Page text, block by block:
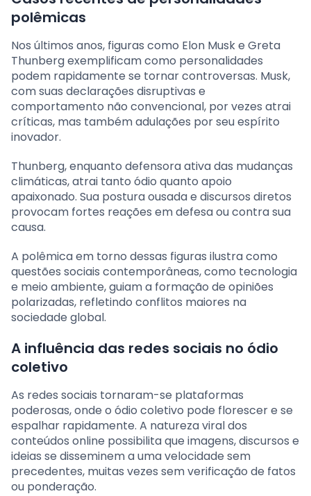
polêmicas
Nos últimos anos, figuras como Elon Musk e Greta
Thunberg exemplificam como personalidades
podem rapidamente se tornar controversas. Musk,
com suas declarações disruptivas e
comportamento não convencional, por vezes atrai
críticas, mas também adulações por seu espírito
inovador.
Thunberg, enquanto defensora ativa das mudanças
climáticas, atrai tanto ódio quanto apoio
apaixonado. Sua postura ousada e discursos diretos
provocam fortes reações em defesa ou contra sua
causa.
A polêmica em torno dessas figuras ilustra como
questões sociais contemporâneas, como tecnologia
e meio ambiente, guiam a formação de opiniões
polarizadas, refletindo conflitos maiores na
sociedade global.
A influência das redes sociais no ódio
coletivo
As redes sociais tornaram-se plataformas
poderosas, onde o ódio coletivo pode florescer e se
espalhar rapidamente. A natureza viral dos
conteúdos online possibilita que imagens, discursos e
ideias se disseminem a uma velocidade sem
precedentes, muitas vezes sem verificação de fatos
ou ponderação.